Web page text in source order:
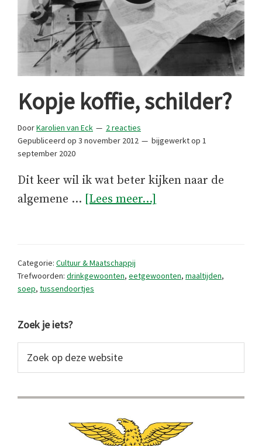
Kopje koffie, schilder?
DoorKarolien van Eck
2 reacties
Gepubliceerd op 3 november 2012 bijgewerkt op 1
september 2020
Dit keer wil ik wat beter kijken naar de
algemene … [Lees meer...]
Categorie: Cultuur & Maatschappij
Trefwoorden: drinkgewoonten, eetgewoonten, maaltijden,
soep, tussendoortjes
Primaire
Sidebar
Zoek je iets?
op
website